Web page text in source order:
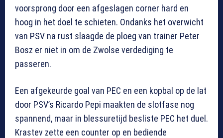
voorsprong door een afgeslagen corner hard en
hoog in het doel te schieten. Ondanks het overwicht
van PSV na rust slaagde de ploeg van trainer Peter
Bosz er niet in om de Zwolse verdediging te
passeren.
Een afgekeurde goal van PEC en een kopbal op de lat
door PSV’s Ricardo Pepi maakten de slotfase nog
spannend, maar in blessuretijd besliste PEC het duel.
Krastev zette een counter op en bediende